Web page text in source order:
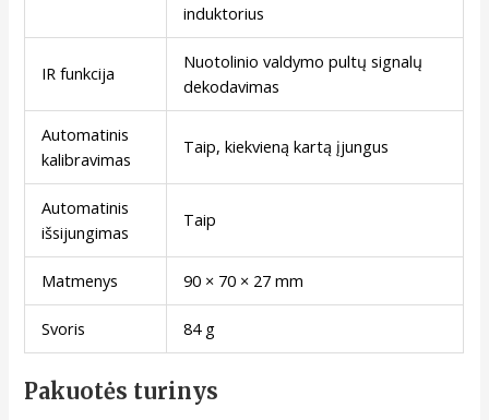
induktorius
IR funkcija
Nuotolinio valdymo pultų signalų
dekodavimas
Automatinis
kalibravimas
Taip, kiekvieną kartą įjungus
Automatinis
išsijungimas
Taip
Matmenys 90 × 70 × 27 mm
Svoris 84 g
Pakuotės turinys